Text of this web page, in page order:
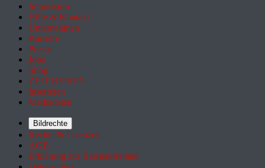
Impressum
Hilfe & Kontakt
Unternehmen
Karriere
Presse
Jobs
Shop
ZEIT REISEN
Inserieren
Mediadaten
Bildrechte
Rechte & Lizenzen
AGB
Erklärung zur Barrierefreiheit